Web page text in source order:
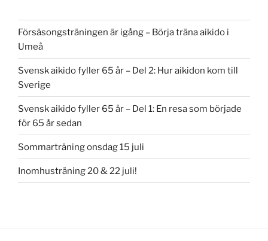
Försäsongsträningen är igång – Börja träna aikido i
Umeå
Svensk aikido fyller 65 år – Del 2: Hur aikidon kom till
Sverige
Svensk aikido fyller 65 år – Del 1: En resa som började
för 65 år sedan
Sommarträning onsdag 15 juli
Inomhusträning 20 & 22 juli!